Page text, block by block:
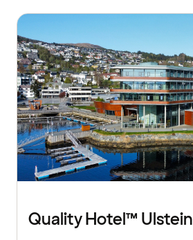
Quality Hotel™ Ulstein